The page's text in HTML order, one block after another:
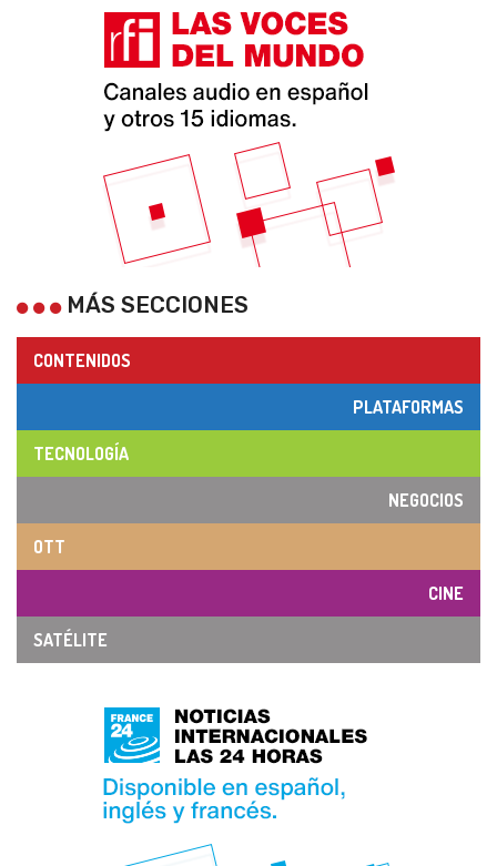
MÁS SECCIONES
CONTENIDOS
PLATAFORMAS
TECNOLOGÍA
NEGOCIOS
OTT
CINE
SATÉLITE